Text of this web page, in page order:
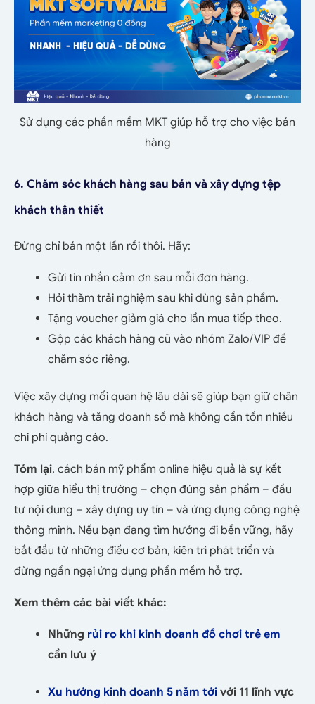
Sử dụng các phần mềm MKT giúp hỗ trợ cho việc bán
hàng
6. Chăm sóc khách hàng sau bán và xây dựng tệp
khách thân thiết
Đừng chỉ bán một lần rồi thôi. Hãy:
Gửi tin nhắn cảm ơn sau mỗi đơn hàng.
Hỏi thăm trải nghiệm sau khi dùng sản phẩm.
Tặng voucher giảm giá cho lần mua tiếp theo.
Gộp các khách hàng cũ vào nhóm Zalo/VIP để
chăm sóc riêng.
Việc xây dựng mối quan hệ lâu dài sẽ giúp bạn giữ chân
khách hàng và tăng doanh số mà không cần tốn nhiều
chi phí quảng cáo.
Tóm lại, cách bán mỹ phẩm online hiệu quả là sự kết
hợp giữa hiểu thị trường – chọn đúng sản phẩm – đầu
tư nội dung – xây dựng uy tín – và ứng dụng công nghệ
thông minh. Nếu bạn đang tìm hướng đi bền vững, hãy
bắt đầu từ những điều cơ bản, kiên trì phát triển và
đừng ngần ngại ứng dụng phần mềm hỗ trợ.
Xem thêm các bài viết khác:
Những rủi ro khi kinh doanh đồ chơi trẻ em
cần lưu ý
Xu hướng kinh doanh 5 năm tới với 11 lĩnh vực